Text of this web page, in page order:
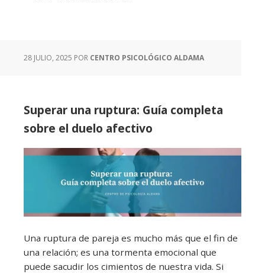
28 JULIO, 2025 POR CENTRO PSICOLÓGICO ALDAMA
Superar una ruptura: Guía completa
sobre el duelo afectivo
Una ruptura de pareja es mucho más que el fin de
una relación; es una tormenta emocional que
puede sacudir los cimientos de nuestra vida. Si